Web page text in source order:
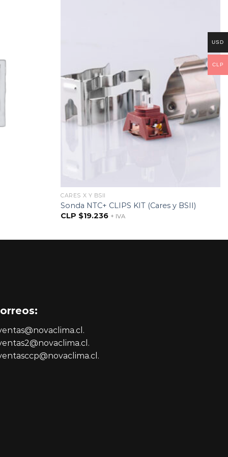
CARES X Y BSII
Sonda NTC+ CLIPS KIT (Cares y BSII)
CLP $19.236 + IVA
USD
CLP